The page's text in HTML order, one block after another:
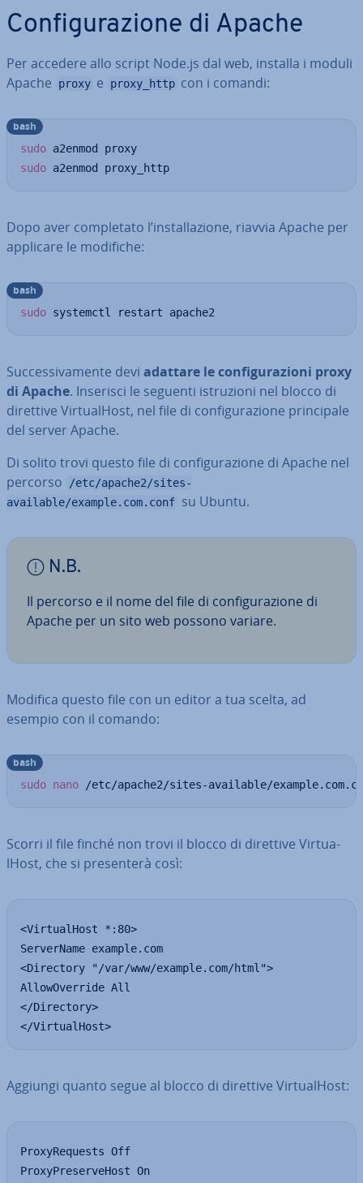
Con­fi­gu­ra­zio­ne di Apache
Per accedere allo script Node.js dal web, installa i moduli
Apache
proxy e proxy_http con i comandi:
sudo
sudo a2enmod proxy_http
bash
Dopo aver com­ple­ta­to l’in­stal­la­zio­ne, riavvia Apache per
applicare le modifiche:
sudo systemctl restart apache2
bash
Suc­ces­si­va­men­te devi adattare le con­fi­gu­ra­zio­ni proxy
di Apache. Inserisci le seguenti istru­zio­ni nel blocco di
direttive Vir­tua­lHo­st, nel file di con­fi­gu­ra­zio­ne prin­ci­pa­le
del server Apache.
Di solito trovi questo file di con­fi­gu­ra­zio­ne di Apache nel
percorso
/etc/apache2/sites-
available/example.com.conf su Ubuntu.
N.B.
Il percorso e il nome del file di con­fi­gu­ra­zio­ne di
Apache per un sito web possono variare.
Modifica questo file con un editor a tua scelta, ad
esempio con il comando:
sudo nano /etc/apache2/sites-available/
bash
Scorri il file finché non trovi il blocco di direttive Vir­tua­
lHo­st, che si pre­sen­te­rà così:
<VirtualHost *:80>
ServerName example.com
<Directory "/var/www/example.com/html">
AllowOverride All
</Directory>
</VirtualHost>
Aggiungi quanto segue al blocco di direttive Vir­tua­lHo­st:
ProxyRequests Off
ProxyPreserveHost On